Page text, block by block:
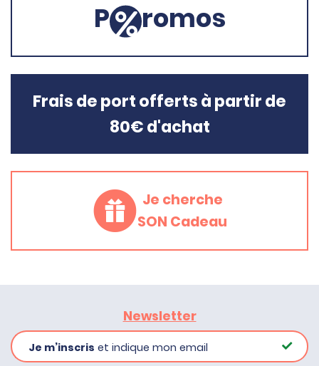
P romos
Frais de port offerts à partir de
80€ d'achat
Je cherche
SON Cadeau
Newsletter
Je m’inscris et indique mon email